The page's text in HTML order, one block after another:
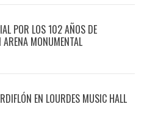
POR LOS 102 AÑOS DE
MONUMENTAL
EN LOURDES MUSIC HALL